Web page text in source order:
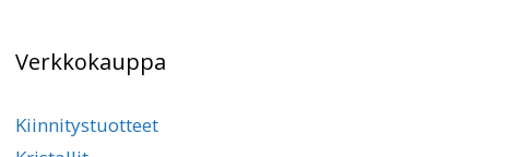
Verkkokauppa
Kiinnitystuotteet